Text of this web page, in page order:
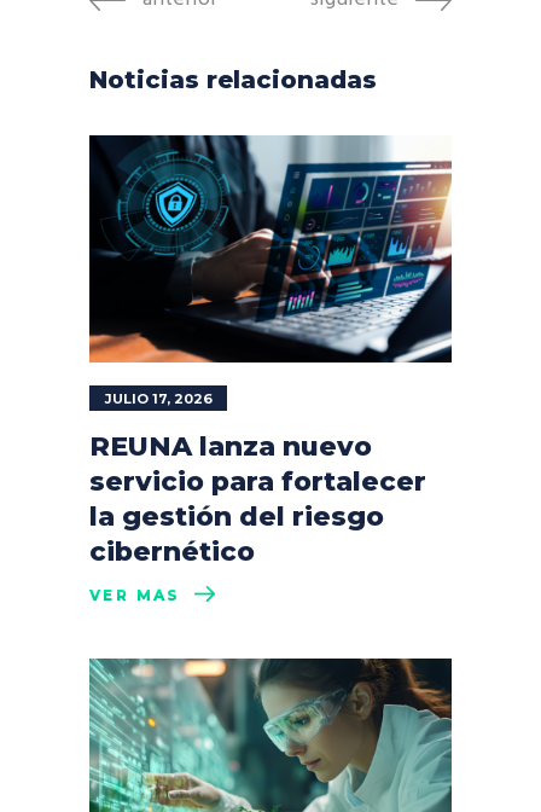
Noticias relacionadas
JULIO 17, 2026
REUNA lanza nuevo
servicio para fortalecer
la gestión del riesgo
cibernético
VER MÁS